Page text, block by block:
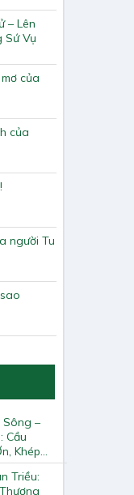
– Lên
Sứ Vụ
của
của
người Tu
Sông –
Cầu
Khép
Luyện
II
Triều: